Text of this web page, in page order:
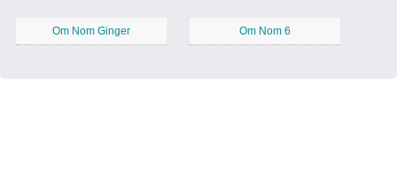
Om Nom Ginger Om Nom 6